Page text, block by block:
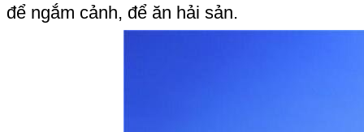
để ngắm cảnh, để ăn hải sản.